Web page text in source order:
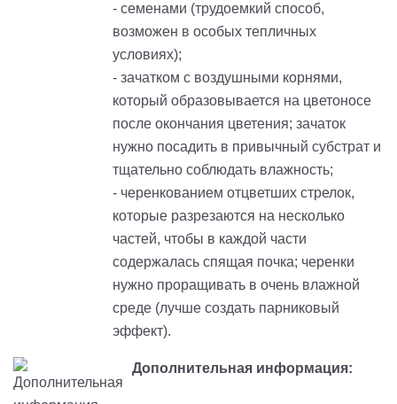
- семенами (трудоемкий способ,
возможен в особых тепличных
условиях);
- зачатком с воздушными корнями,
который образовывается на цветоносе
после окончания цветения; зачаток
нужно посадить в привычный субстрат и
тщательно соблюдать влажность;
- черенкованием отцветших стрелок,
которые разрезаются на несколько
частей, чтобы в каждой части
содержалась спящая почка; черенки
нужно проращивать в очень влажной
среде (лучше создать парниковый
эффект).
Дополнительная информация: